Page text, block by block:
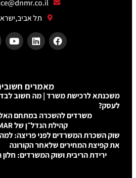
office@dnmr.co.il
תל אביב,ישראל
מאמרים חשובים
משרד | מה חשוב לבדוק לפני שקונים
להשכרה במתחם האלף ראשון לציון
קהילת הנדל״ן של DANMAR
שוק השכרת המשרדים לפני פריצה: למה 2026
שלאחר הקורונה
ושוק המשרדים: חלון הזדמנויות